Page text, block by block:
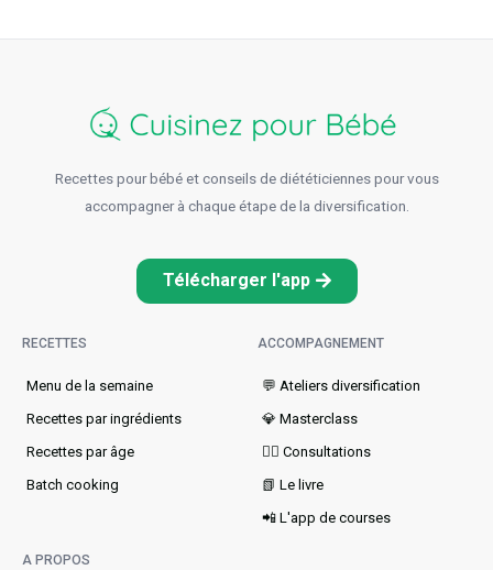
Recettes pour bébé et conseils de diététiciennes pour vous
accompagner à chaque étape de la diversification.
Télécharger l'app
RECETTES
Menu de la semaine​
Recettes par ingrédients
Recettes par âge
Batch cooking
ACCOMPAGNEMENT
💬 Ateliers diversification
💎 Masterclass
👩‍⚕️ Consultations
📗 Le livre
📲 L'app de courses
A PROPOS